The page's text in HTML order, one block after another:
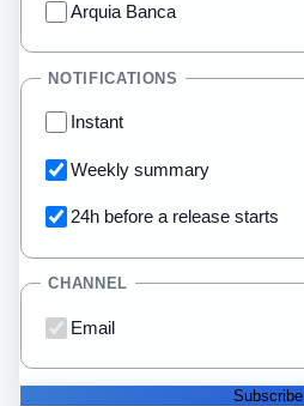
Arquia Banca
NOTIFICATIONS
Instant
Weekly summary
24h before a release starts
CHANNEL
Email
Subscribe